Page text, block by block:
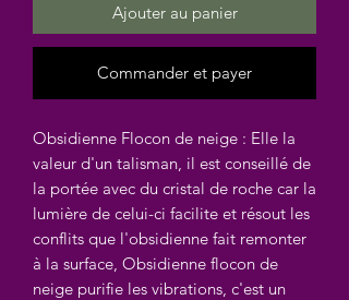
Ajouter au panier
Commander et payer
Obsidienne Flocon de neige : Elle la
valeur d'un talisman, il est conseillé de
la portée avec du cristal de roche car la
lumière de celui-ci facilite et résout les
conflits que l'obsidienne fait remonter
à la surface, Obsidienne flocon de
neige purifie les vibrations, c'est un